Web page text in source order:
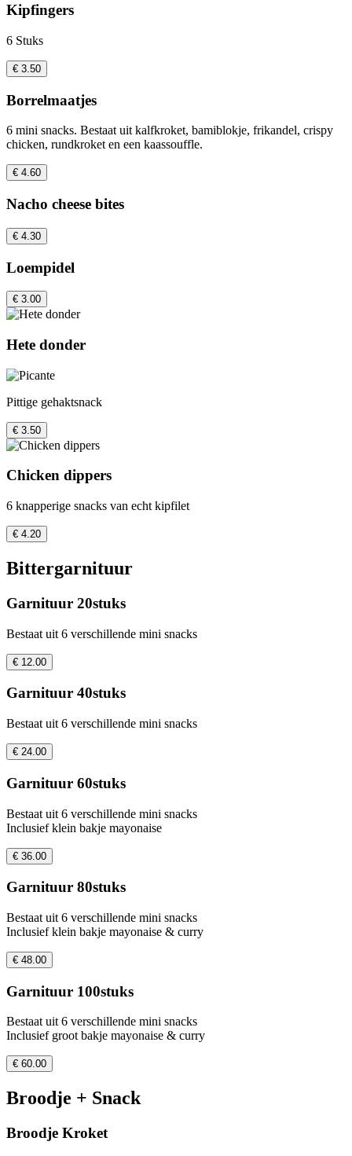
Kipfingers
6 Stuks
€ 3.50
Borrelmaatjes
6 mini snacks. Bestaat uit kalfkroket, bamiblokje, frikandel, crispy
chicken, rundkroket en een kaassouffle.
€ 4.60
Nacho cheese bites
€ 4.30
Loempidel
€ 3.00
Hete donder
Pittige gehaktsnack
€ 3.50
Chicken dippers
6 knapperige snacks van echt kipfilet
€ 4.20
Bittergarnituur
Garnituur 20stuks
Bestaat uit 6 verschillende mini snacks
€ 12.00
Garnituur 40stuks
Bestaat uit 6 verschillende mini snacks
€ 24.00
Garnituur 60stuks
Bestaat uit 6 verschillende mini snacks
Inclusief klein bakje mayonaise
€ 36.00
Garnituur 80stuks
Bestaat uit 6 verschillende mini snacks
Inclusief klein bakje mayonaise & curry
€ 48.00
Garnituur 100stuks
Bestaat uit 6 verschillende mini snacks
Inclusief groot bakje mayonaise & curry
€ 60.00
Broodje + Snack
Broodje Kroket